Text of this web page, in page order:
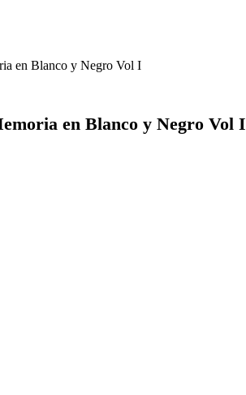
en Blanco y Negro Vol I
en Blanco y Negro Vol I